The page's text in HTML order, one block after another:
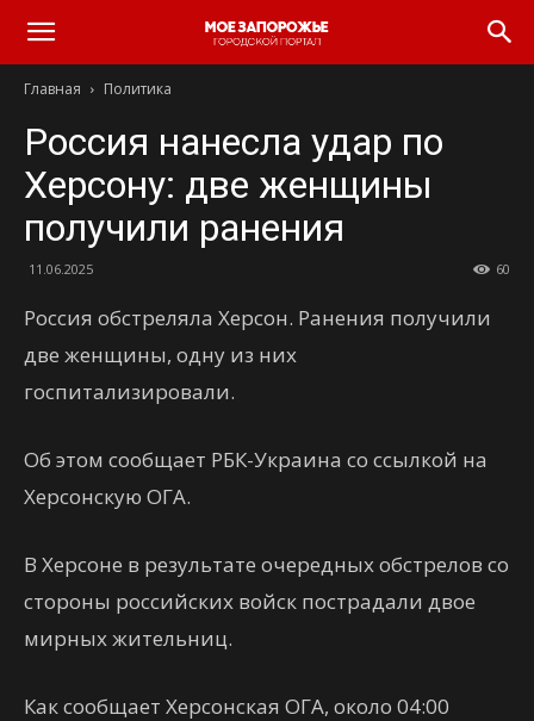
Главная Политика
Россия нанесла удар по
Херсону: две женщины
получили ранения
11.06.2025 60
Россия обстреляла Херсон. Ранения получили
две женщины, одну из них
госпитализировали.
Об этом сообщает РБК-Украина со ссылкой на
Херсонскую ОГА.
В Херсоне в результате очередных обстрелов со
стороны российских войск пострадали двое
мирных жительниц.
Как сообщает Херсонская ОГА, около 04:00